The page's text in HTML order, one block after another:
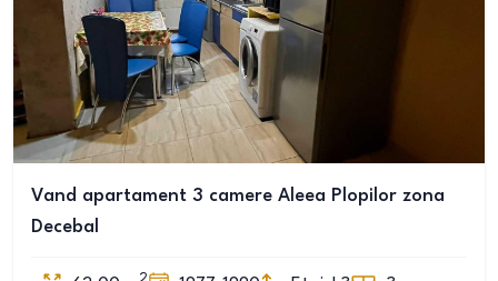
Vand apartament 3 camere Aleea Plopilor zona
Decebal